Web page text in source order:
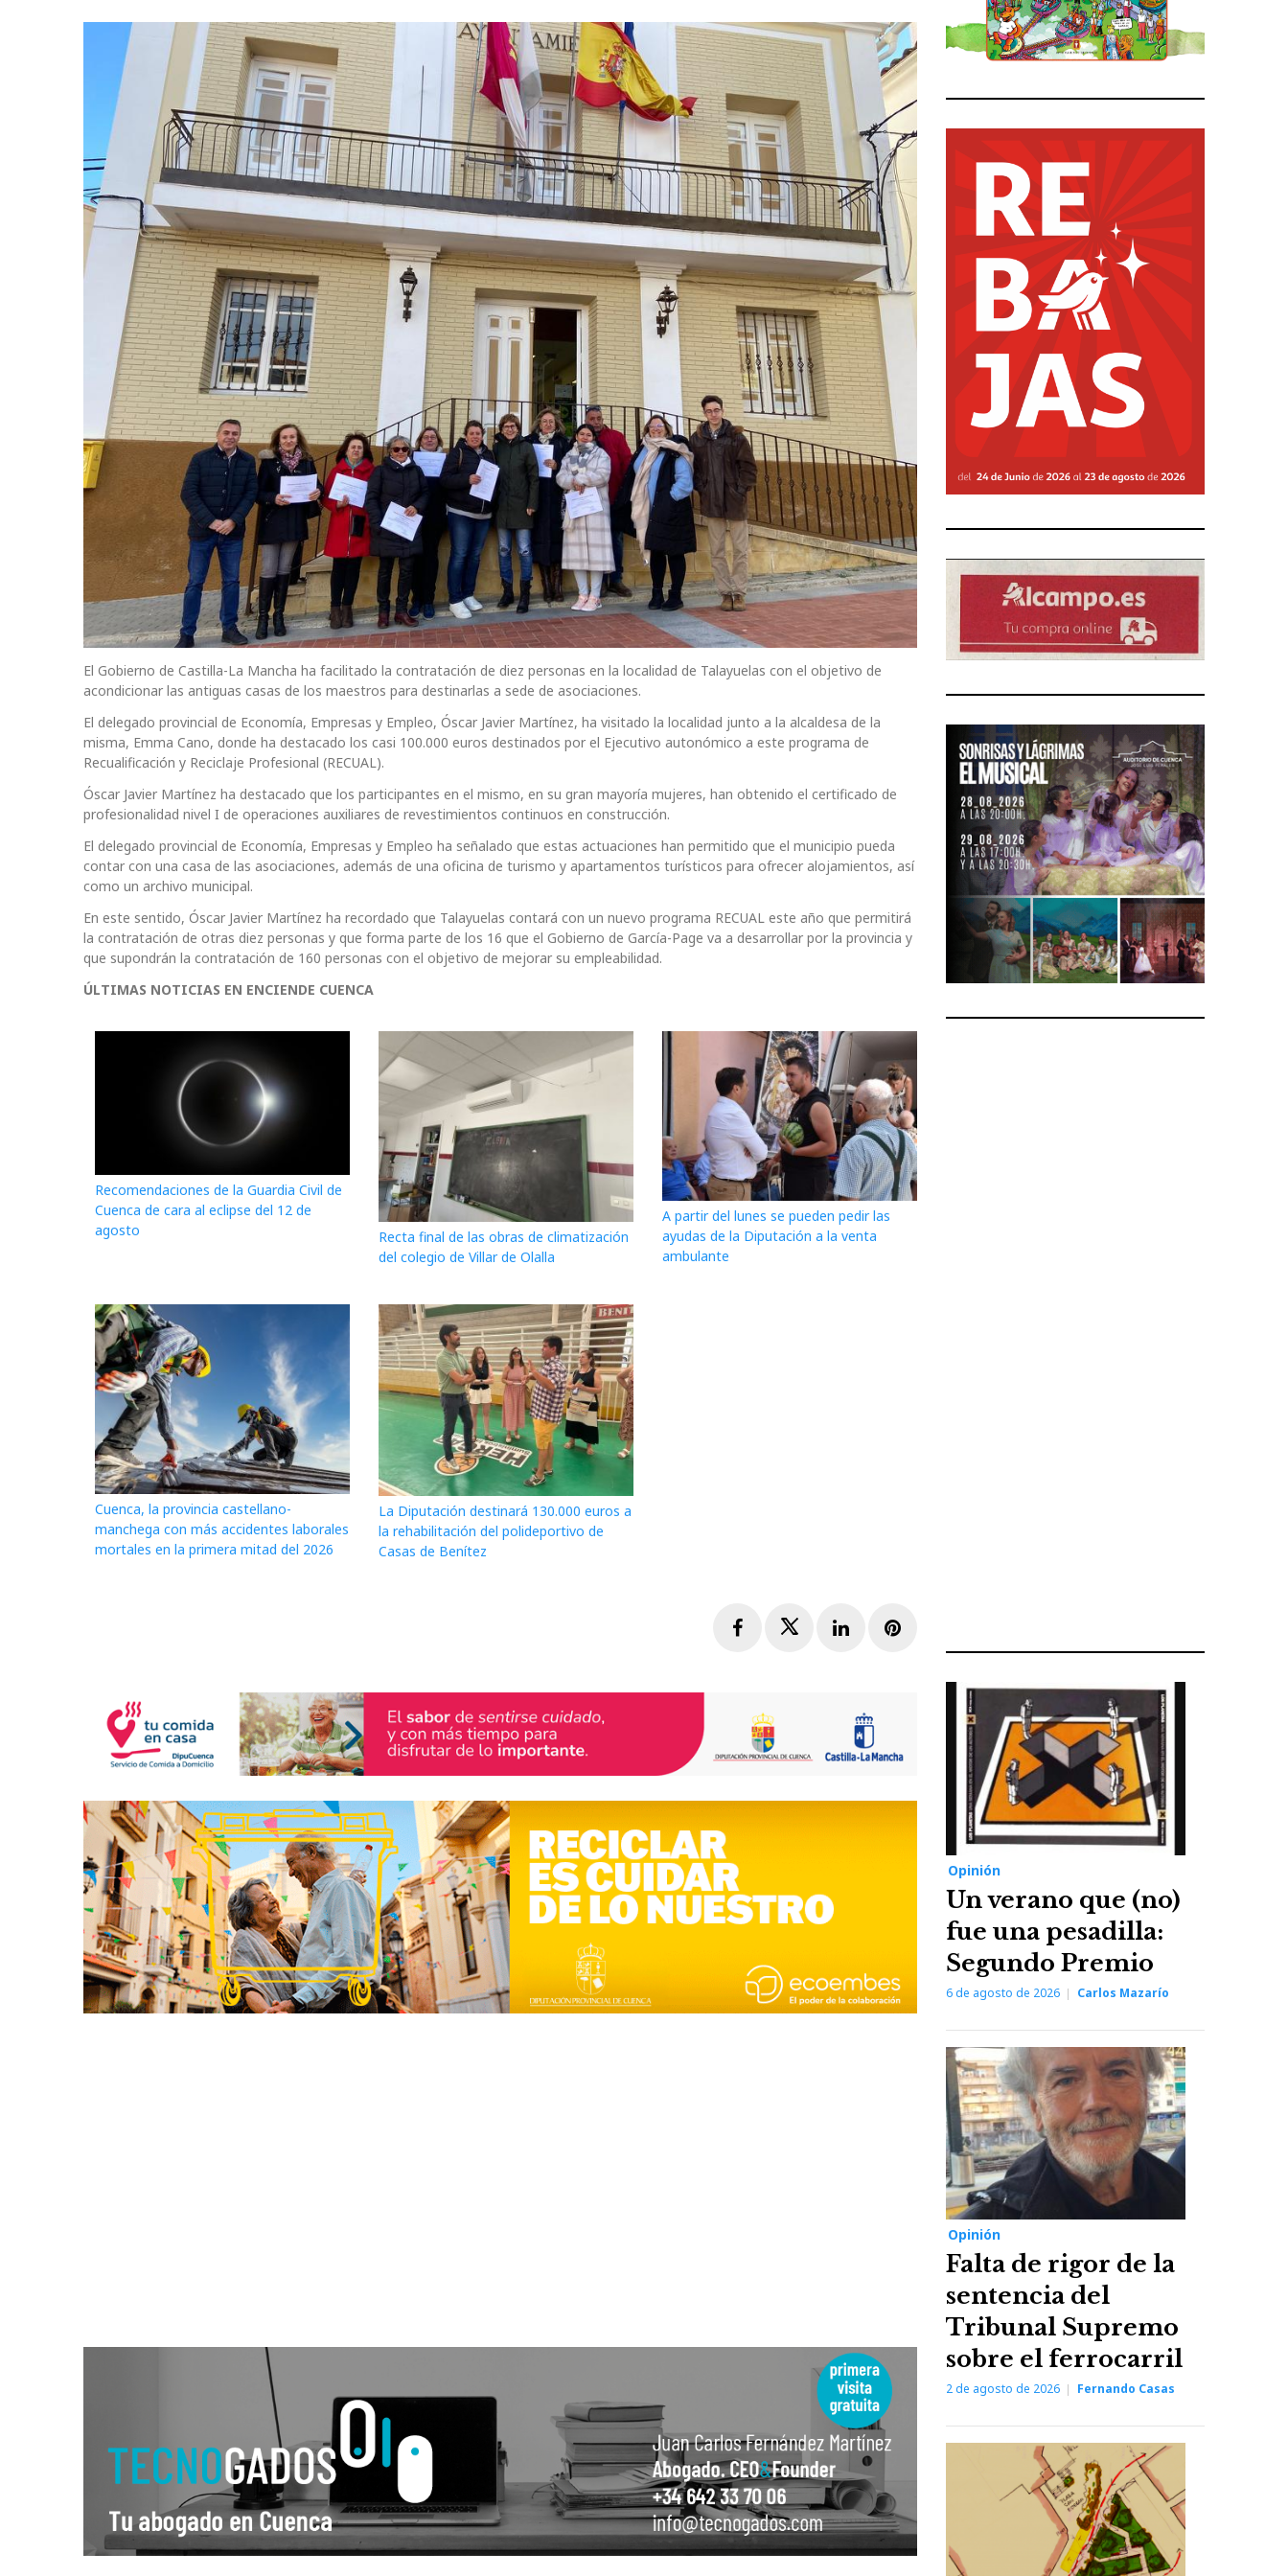
El Gobierno de Castilla-La Mancha ha facilitado la contratación de diez personas en la localidad de Talayuelas con el objetivo de
acondicionar las antiguas casas de los maestros para destinarlas a sede de asociaciones.
El delegado provincial de Economía, Empresas y Empleo, Óscar Javier Martínez, ha visitado la localidad junto a la alcaldesa de la
misma, Emma Cano, donde ha destacado los casi 100.000 euros destinados por el Ejecutivo autonómico a este programa de
Recualificación y Reciclaje Profesional (RECUAL).
Óscar Javier Martínez ha destacado que los participantes en el mismo, en su gran mayoría mujeres, han obtenido el certificado de
profesionalidad nivel I de operaciones auxiliares de revestimientos continuos en construcción.
El delegado provincial de Economía, Empresas y Empleo ha señalado que estas actuaciones han permitido que el municipio pueda
contar con una casa de las asociaciones, además de una oficina de turismo y apartamentos turísticos para ofrecer alojamientos, así
como un archivo municipal.
En este sentido, Óscar Javier Martínez ha recordado que Talayuelas contará con un nuevo programa RECUAL este año que permitirá
la contratación de otras diez personas y que forma parte de los 16 que el Gobierno de García-Page va a desarrollar por la provincia y
que supondrán la contratación de 160 personas con el objetivo de mejorar su empleabilidad.
ÚLTIMAS NOTICIAS EN ENCIENDE CUENCA
Recomendaciones de la Guardia Civil de
Cuenca de cara al eclipse del 12 de
agosto
Recta final de las obras de climatización
del colegio de Villar de Olalla
A partir del lunes se pueden pedir las
ayudas de la Diputación a la venta
ambulante
Cuenca, la provincia castellano-
manchega con más accidentes laborales
mortales en la primera mitad del 2026
La Diputación destinará 130.000 euros a
la rehabilitación del polideportivo de
Casas de Benítez
FacebookTwitterLinkedInPinterest
Opinión
Un verano que (no)
fue una pesadilla:
Segundo Premio
6 de agosto de 2026 Carlos Mazarío
Opinión
Falta de rigor de la
sentencia del
Tribunal Supremo
sobre el ferrocarril
2 de agosto de 2026 Fernando Casas